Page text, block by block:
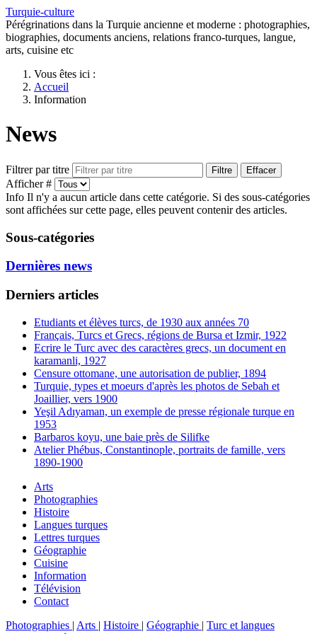
Turquie-culture
Pérégrinations dans la Turquie ancienne et moderne : photographies,
biographies, documents anciens, relations franco-turques, langue,
arts, cuisine etc
Vous êtes ici :
Accueil
Information
News
Filtrer par titre Filtre Effacer
Afficher #
Info Il n'y a aucun article dans cette catégorie. Si des sous-catégories
sont affichées sur cette page, elles peuvent contenir des articles.
Sous-catégories
Dernières news
Derniers articles
Etudiants et élèves turcs, de 1930 aux années 70
Français, Turcs et Grecs, régions de Bursa et Izmir, 1922
Ecrire le Turc avec des caractères grecs, un document en
karamanli, 1927
Censure ottomane, une autorisation de publier, 1894
Turquie, types et moeurs d'après les photos de Sebah et
Joaillier, vers 1900
Yeşil Adıyaman, un exemple de presse régionale turque en
1953
Barbaros koyu, une baie près de Silifke
Atelier Phébus, Constantinople, portraits de famille, vers
1890-1900
Arts
Photographies
Histoire
Langues turques
Lettres turques
Géographie
Cuisine
Information
Télévision
Contact
Photographies | Arts | Histoire | Géographie | Turc et langues